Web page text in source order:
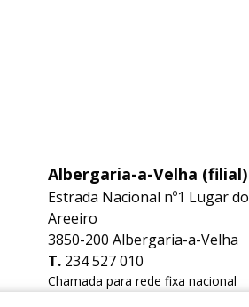
Albergaria-a-Velha (filial)
Estrada Nacional nº1 Lugar do
Areeiro
3850-200 Albergaria-a-Velha
234 527 010
Chamada para rede fixa nacional